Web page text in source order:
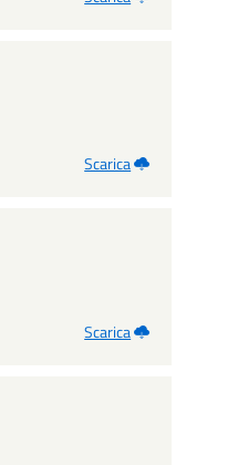
Scarica
Scarica